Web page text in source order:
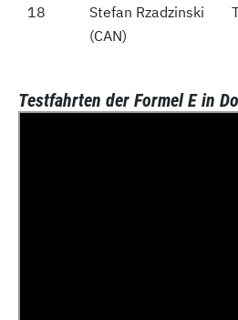
18
Stefan Rzadzinski
(CAN)
18
Testfahrten der Formel E in